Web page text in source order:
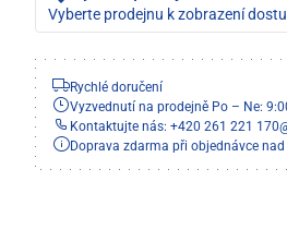
Vyberte prodejnu k zobrazení
Rychlé doručení
Vyzvednutí na prodejně Po – Ne:
Kontaktujte nás: +420 261 221 170
Doprava zdarma při objednávce